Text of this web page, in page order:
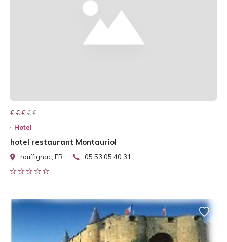
€ € € € €
€ € €
Hotel
hotel restaurant Montauriol
rouffignac, FR 05 53 05 40 31